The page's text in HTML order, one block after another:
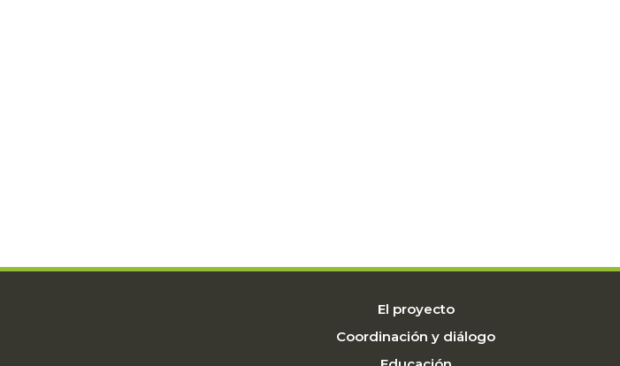
El proyecto
Coordinación y diálogo